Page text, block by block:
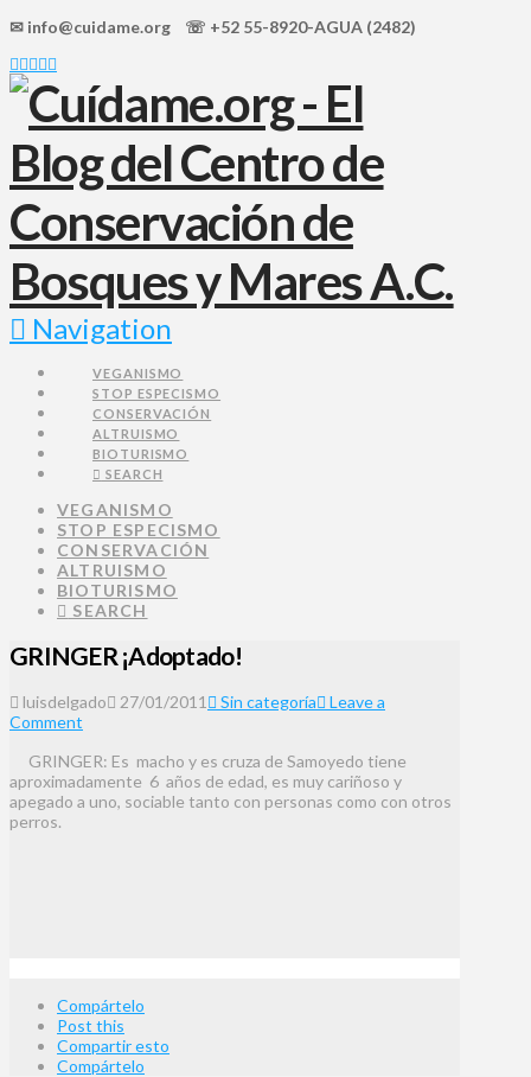
✉ info@cuidame.org ☏ +52 55-8920-AGUA (2482)
Navigation
VEGANISMO
STOP ESPECISMO
CONSERVACIÓN
ALTRUISMO
BIOTURISMO
SEARCH
VEGANISMO
STOP ESPECISMO
CONSERVACIÓN
ALTRUISMO
BIOTURISMO
SEARCH
GRINGER ¡Adoptado!
luisdelgado 27/01/2011 Sin categoría
Leave a
Comment
GRINGER: Es macho y es cruza de Samoyedo tiene
aproximadamente 6 años de edad, es muy cariñoso y
apegado a uno, sociable tanto con personas como con otros
perros.
Compártelo
Post this
Compartir esto
Compártelo